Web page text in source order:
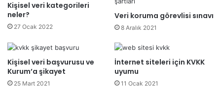
Kişisel veri kategorileri
neler?
27 Ocak 2022
Veri koruma görevlisi sınavı
8 Aralık 2021
Kişisel veri başvurusu ve
Kurum’a şikayet
25 Mart 2021
İnternet siteleri için KVKK
uyumu
11 Ocak 2021